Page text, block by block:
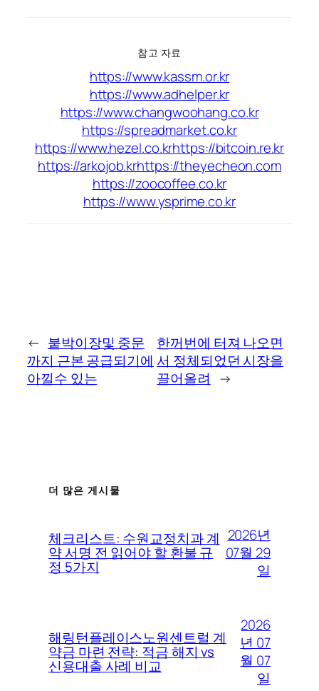
참고 자료
https://www.kassm.or.kr
https://www.adhelper.kr
https://www.changwoohang.co.kr
https://spreadmarket.co.kr
https://www.hezel.co.krhttps://bitcoin.re.kr
https://arkojob.krhttps://theyecheon.com
https://zoocoffee.co.kr
https://www.ysprime.co.kr
← 붙박이장및 중문
까지 근본 공급되기에
아낄수 있는
한꺼번에 터져 나오면
서 정체되었던 시장을
끌어올려
→
더 많은 게시물
체크리스트: 수원교정치과 계
약 서명 전 읽어야 할 환불 규
정 5가지
2026년
07월 29
일
해링턴플레이스노원센트럴 계
약금 마련 전략: 적금 해지 vs
신용대출 사례 비교
2026
년 07
월 07
일